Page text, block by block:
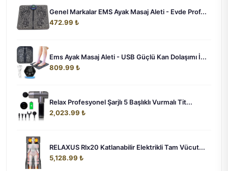
Genel Markalar EMS Ayak Masaj Aleti - Evde Prof...
472.99 ₺
Ems Ayak Masaj Aleti - USB Güçlü Kan Dolaşımı İ...
809.99 ₺
Relax Profesyonel Şarjlı 5 Başlıklı Vurmalı Tit...
2,023.99 ₺
RELAXUS Rlx20 Katlanabilir Elektrikli Tam Vücut...
5,128.99 ₺